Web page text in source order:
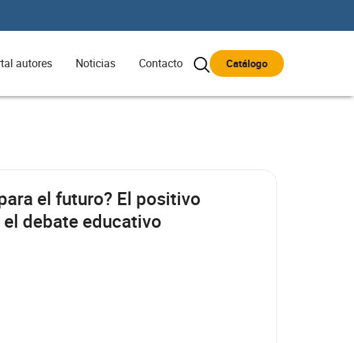
autores Noticias Contacto Catálogo
el futuro? El positivo
debate educativo